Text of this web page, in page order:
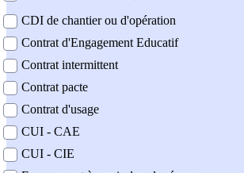
CDI de chantier ou d'opération
Contrat d'Engagement Educatif
Contrat intermittent
Contrat pacte
Contrat d'usage
CUI - CAE
CUI - CIE